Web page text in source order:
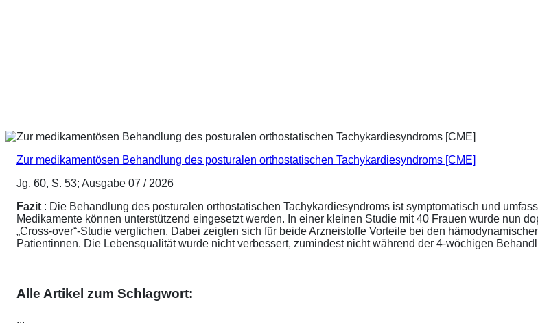
Zur medikamentösen Behandlung des posturalen orthostatischen Tachykardiesyndroms [CME]
Jg. 60, S. 53; Ausgabe 07 / 2026
Fazit : Die Behandlung des posturalen orthostatischen Tachykardiesyndroms ist symptomatisch und
Medikamente können unterstützend eingesetzt werden. In einer kleinen Studie mit 40 Frauen wurde nun
„Cross-over“-Studie verglichen. Dabei zeigten sich für beide Arzneistoffe Vorteile bei den
Patientinnen. Die Lebensqualität wurde nicht verbessert, zumindest nicht während der 4-wöchigen
Alle Artikel zum Schlagwort:
...